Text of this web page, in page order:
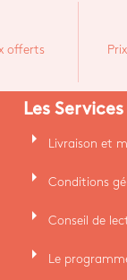
offerts
Les
arrow_right Livraison et
arrow_right Conditions
arrow_right Conseil de
arrow_right Le